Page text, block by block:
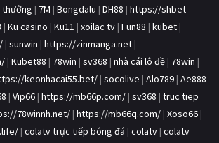
thưởng | 7M | Bongdalu | DH88 | https://shbet-
| Ku casino | Ku11 | xoilac tv | Fun88 | kubet |
| sunwin | https://zinmanga.net |
| Kubet88 | 78win | sv368 | nhà cái lô đề | 78win |
keonhacai55.bet/ | socolive | Alo789 | Ae888
| Vip66 | https://mb66p.com/ | sv368 | truc tiep
78winnh.net/ | https://mb66q.com/ | Xoso66 |
| colatv trực tiếp bóng đá | colatv | colatv